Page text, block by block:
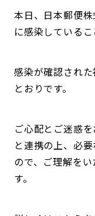
本日、日本郵便
に感染しているこ
感染が確認され
とおりです。
ご心配とご迷惑
と連携の上、必
ので、ご理解を
す。